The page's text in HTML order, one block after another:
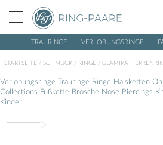
TRAURINGE VERLOBUNGSRINGE
STARTSEITE / SCHMUCK / RINGE / GLAMIRA
Verlobungsringe Trauringe Ringe Halsketten
Collections Fußkette Brosche Nose Piercings
Kinder